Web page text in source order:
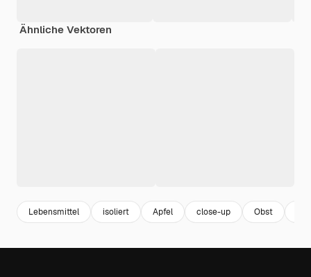
Ähnliche Vektoren
Lebensmittel isoliert Apfel close-up Obst